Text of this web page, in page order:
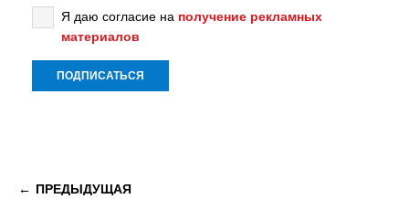
Я даю согласие на получение рекламных
материалов
ПРЕДЫДУЩАЯ